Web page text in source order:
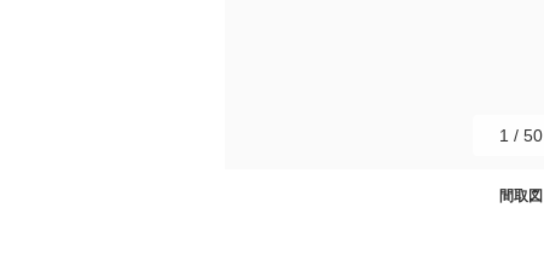
間取図
1 / 50